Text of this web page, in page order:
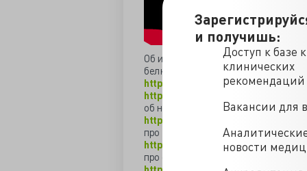
и получишь:
Доступ к базе
клинических
рекомендаций
Вакансии для
новости
Об избыточном употреблении белка
белка
https://www.ncbi.nlm.nih.gov/
https://sci-hub.cc/https://
об недостаточной доказательной
http://sci-hub.cc/http://jn.nutrition...
про то что BCAA не помогают
https://www.ncbi.nlm.nih.gov/pmc/
про отсутствие увеличения